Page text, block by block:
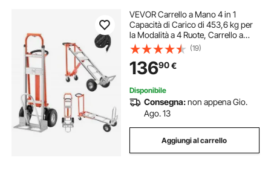
VEVOR Carrello a Mano 4 in 1
Capacità di Carico di 453,6 kg per
la Modalità a 4 Ruote, Carrello a
Mano Convertibile con Maniglia e
Ruote Antiscivolo per Traslochi di
Casa, Ufficio, Magazzino
(19)
13690€
Disponibile
Consegna:non appena Gio.
Ago. 13
Aggiungi al carrello